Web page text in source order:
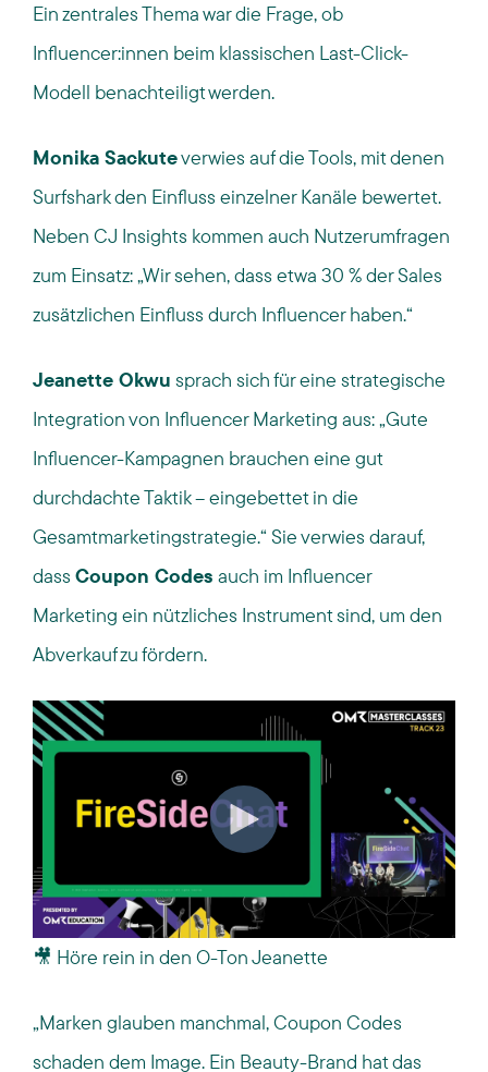
Ein zentrales Thema war die Frage, ob
Influencer:innen beim klassischen Last-Click-
Modell benachteiligt werden.
Monika Sackuteverwies auf die Tools, mit denen
Surfshark den Einfluss einzelner Kanäle bewertet.
Neben CJ Insights kommen auch Nutzerumfragen
zum Einsatz:„Wir sehen, dass etwa 30 % der Sales
zusätzlichen Einfluss durch Influencer haben.“
Jeanette Okwu sprach sich für eine strategische
Integration von Influencer Marketing aus:„Gute
Influencer-Kampagnen brauchen eine gut
durchdachte Taktik – eingebettet in die
Gesamtmarketingstrategie.“ Sie verwies darauf,
dass Coupon Codes auch im Influencer
Marketing ein nützliches Instrument sind, um den
Abverkauf zu fördern.
🎥 Höre rein in den O-Ton Jeanette
„Marken glauben manchmal, Coupon Codes
schaden dem Image. Ein Beauty-Brand hat das